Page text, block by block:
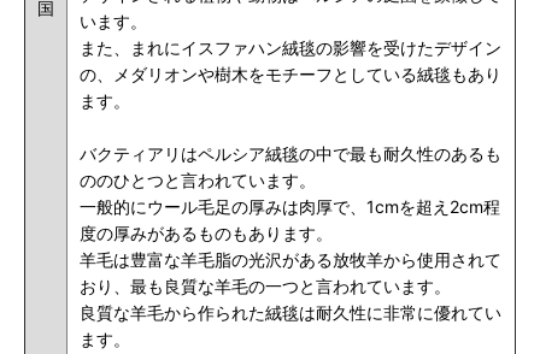
国
います。
また、まれにイスファハン絨毯の影響を受けたデザイン
の、メダリオンや樹木をモチーフとしている絨毯もあり
ます。
バクティアリはペルシア絨毯の中で最も耐久性のあるも
ののひとつと言われています。
一般的にウール毛足の厚みは肉厚で、1cmを超え2cm程
度の厚みがあるものもあります。
羊毛は豊富な羊毛脂の光沢がある放牧羊から使用されて
おり、最も良質な羊毛の一つと言われています。
良質な羊毛から作られた絨毯は耐久性に非常に優れてい
ます。